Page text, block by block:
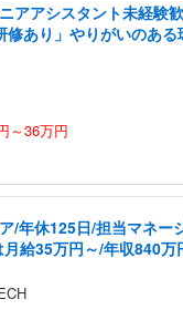
アアシスタント未経験
修あり」やりがいのあ
～36万円
/年休125日/担当マネー
給35万円～/年収840万